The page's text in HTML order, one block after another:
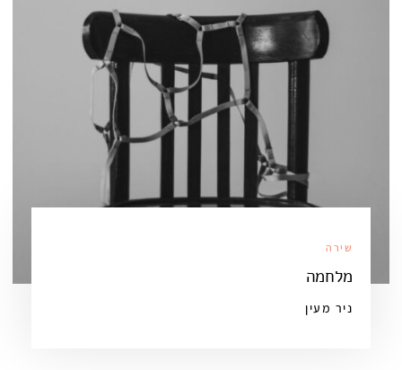
שירה
מלחמה
ניר מעין